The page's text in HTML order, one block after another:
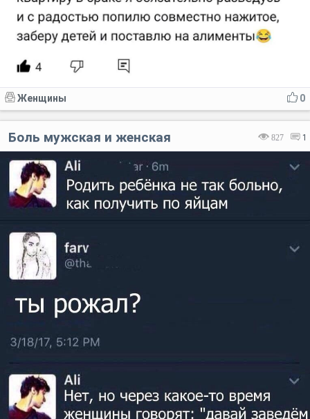
0
Женщины
827 1
Боль мужская и женская